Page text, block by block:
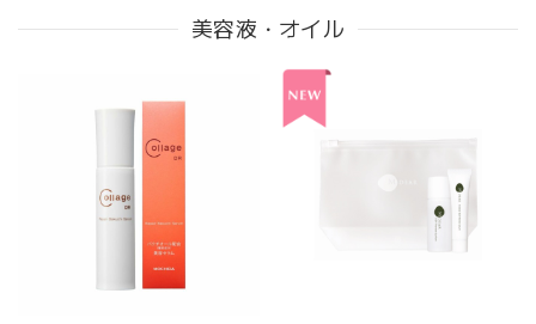
美容液・オイル